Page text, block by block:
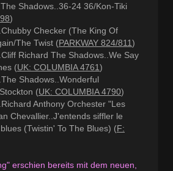
Shadows..36-24 36/Kon-Tiki
)
Checker (The King Of
The Twist (PARKWAY 824/811)
Richard The Shadows..We Say
(UK: COLUMBIA 4761)
Shadows..Wonderful
(UK: COLUMBIA 4790)
Anthony Orchester "Les
Chevallier..J'entends siffler le
(Twistin' To The Blues) (F:
erschien bereits mit dem neuen,